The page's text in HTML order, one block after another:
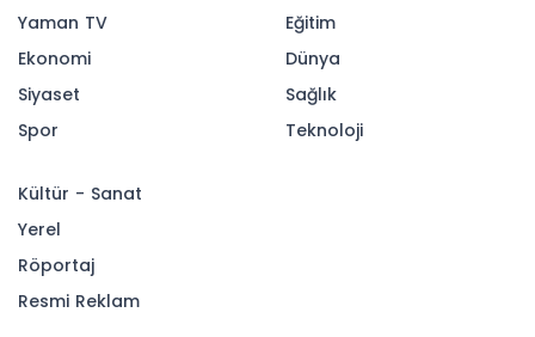
Yaman TV
Ekonomi
Siyaset
Spor
Eğitim
Dünya
Sağlık
Teknoloji
Kültür - Sanat
Yerel
Röportaj
Resmi Reklam